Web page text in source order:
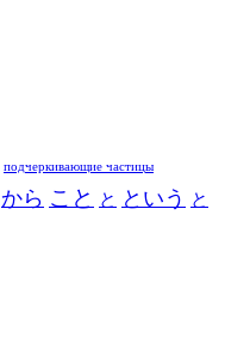
подчеркивающие частицы
から こと と という
と